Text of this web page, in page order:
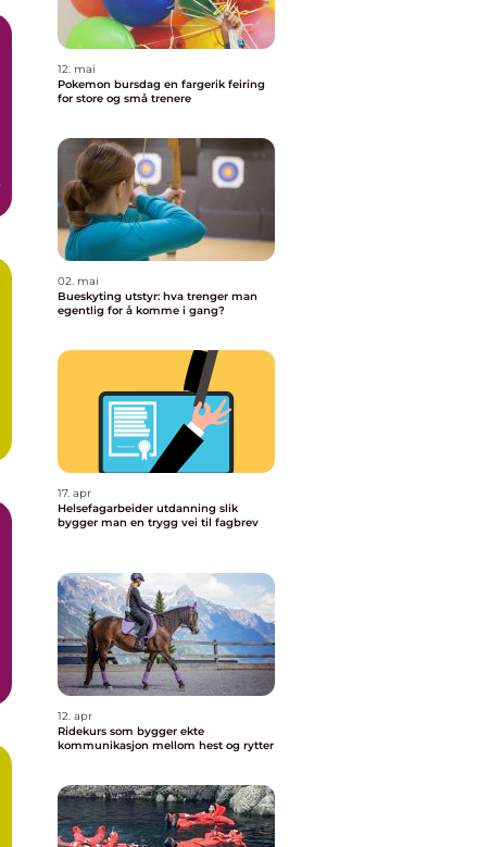
12. mai
Pokemon bursdag en fargerik feiring
for store og små trenere
02. mai
Bueskyting utstyr: hva trenger man
egentlig for å komme i gang?
17. apr
Helsefagarbeider utdanning slik
bygger man en trygg vei til fagbrev
12. apr
Ridekurs som bygger ekte
kommunikasjon mellom hest og rytter